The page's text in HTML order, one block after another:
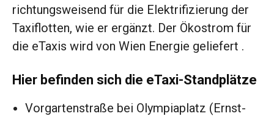
richtungsweisend für die Elektrifizierung der
Taxiflotten, wie er ergänzt. Der Ökostrom für
die eTaxis wird von Wien Energie geliefert .
Hier befinden sich die eTaxi-Standplätze
Vorgartenstraße bei Olympiaplatz (Ernst-